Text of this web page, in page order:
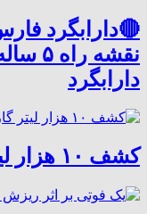
🔴دارابگرد
نقشه
دارابگرد
کشف ۱۰ هزار لیتر گازوئیل قاچاق در داراب